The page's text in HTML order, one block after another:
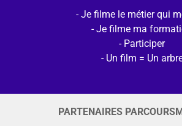
Je filme le métier qui
Je filme ma
Participer
Un film = Un
PARTENAIRES